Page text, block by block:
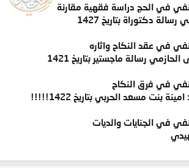
في الحج دراسة فقهية مقارنة
دكتوراة بتاريخ 1427
في عقد النكاح واثاره
رسالة ماجستير بتاريخ 1421
في فرق النكاح
بنت مسعد الحربي بتاريخ 1422!!!!!
في الجنايات والديات